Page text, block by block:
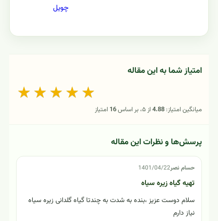
چویل
امتیاز شما به این مقاله
★ ★ ★ ★ ★
میانگین امتیاز: 4.88از ۵، بر اساس 16 امتیاز
پرسش‌ها و نظرات این مقاله
حسام نصر1401/04/22
تهیه گیاه زیره سیاه
سلام دوست عزیز ،بنده به شدت به چندتا گیاه گلدانی زیره سیاه
نیاز دارم